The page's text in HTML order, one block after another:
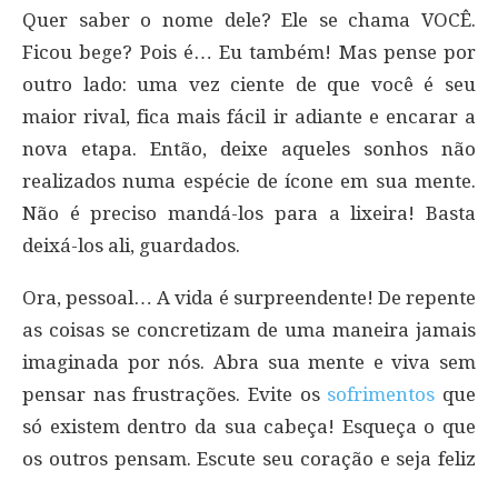
Quer saber o nome dele? Ele se chama VOCÊ.
Ficou bege? Pois é… Eu também! Mas pense por
outro lado: uma vez ciente de que você é seu
maior rival, fica mais fácil ir adiante e encarar a
nova etapa. Então, deixe aqueles sonhos não
realizados numa espécie de ícone em sua mente.
Não é preciso mandá-los para a lixeira! Basta
deixá-los ali, guardados.
Ora, pessoal… A vida é surpreendente! De repente
as coisas se concretizam de uma maneira jamais
imaginada por nós. Abra sua mente e viva sem
pensar nas frustrações. Evite os sofrimentos que
só existem dentro da sua cabeça! Esqueça o que
os outros pensam. Escute seu coração e seja feliz